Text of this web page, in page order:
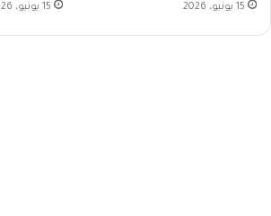
15 يونيو، 2026 15 يونيو، 2026